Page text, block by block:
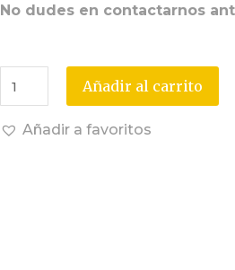
No dudes en contactarnos
Añadir al carrito
Añadir a favoritos